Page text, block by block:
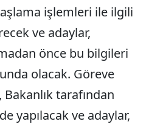
işlemleri ile ilgili
ve adaylar,
önce bu bilgileri
olacak. Göreve
tarafından
yapılacak ve adaylar,